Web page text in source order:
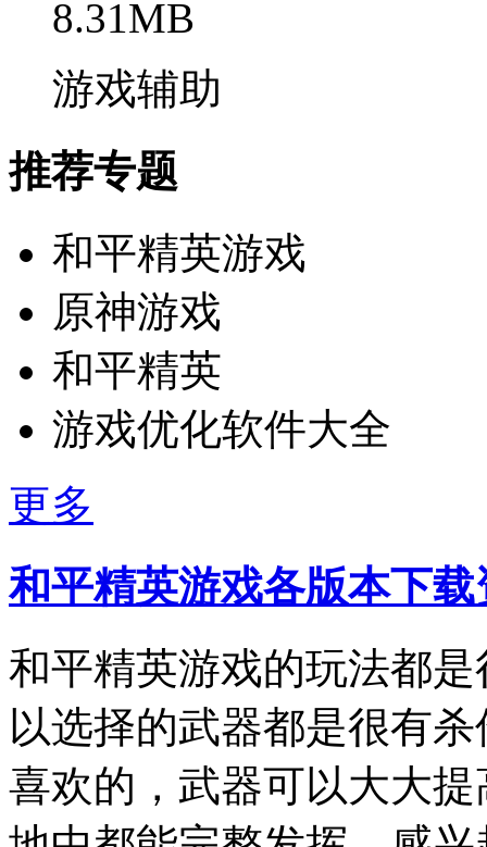
8.31MB
游戏辅助
推荐专题
和平精英游戏
原神游戏
和平精英
游戏优化软件大全
更多
和平精英游戏各版本下
和平精英游戏的玩法都
以选择的武器都是很有
喜欢的，武器可以大大